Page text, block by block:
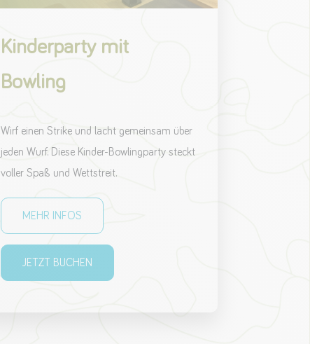
Kinderparty mit
Bowling
Wirf einen Strike und lacht gemeinsam über
jeden Wurf. Diese Kinder-Bowlingparty steckt
voller Spaß und Wettstreit.
MEHR INFOS
JETZT BUCHEN